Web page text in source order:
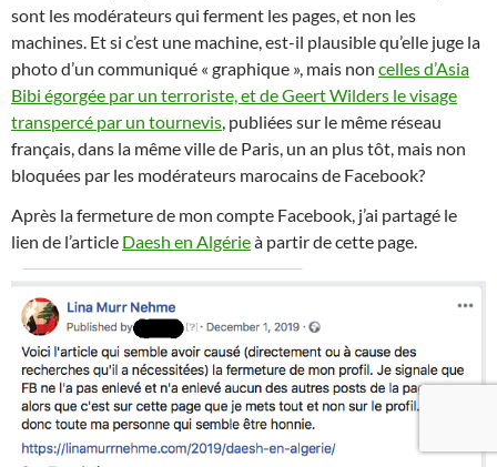
sont les modérateurs qui ferment les pages, et non les
machines. Et si c’est une machine, est-il plausible qu’elle juge la
photo d’un communiqué « graphique », mais non celles d’Asia
Bibi égorgée par un terroriste, et de Geert Wilders le visage
transpercé par un tournevis, publiées sur le même réseau
français, dans la même ville de Paris, un an plus tôt, mais non
bloquées par les modérateurs marocains de Facebook?
Après la fermeture de mon compte Facebook, j’ai partagé le
lien de l’article Daesh en Algérieà partir de cette page.